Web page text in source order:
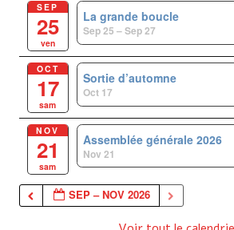
SEP
25
ven
La grande boucle
Sep 25 – Sep 27
OCT
17
sam
Sortie d’automne
Oct 17
NOV
21
sam
Assemblée générale 2026
Nov 21
SEP – NOV 2026